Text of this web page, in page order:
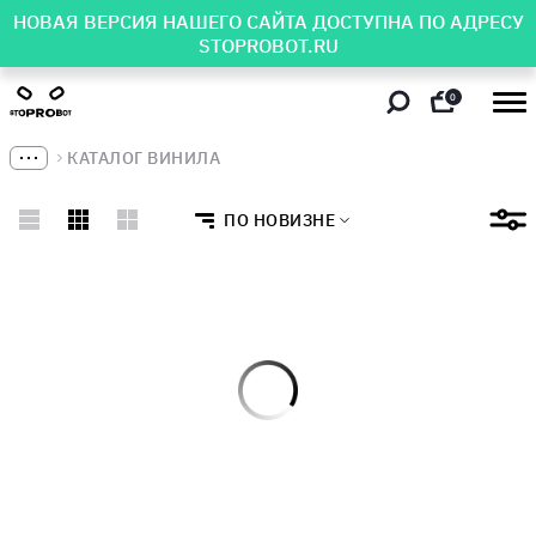
НОВАЯ ВЕРСИЯ НАШЕГО САЙТА ДОСТУПНА ПО АДРЕСУ
STOPROBOT.RU
0
КАТАЛОГ ВИНИЛА
ПО НОВИЗНЕ